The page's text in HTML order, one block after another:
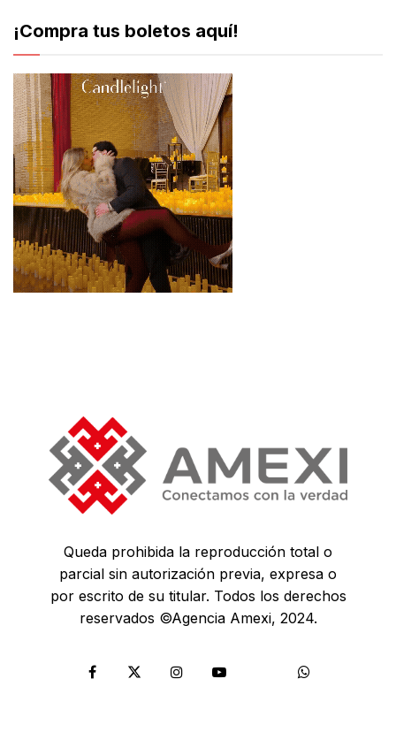
¡Compra tus boletos aquí!
Queda prohibida la reproducción total o
parcial sin autorización previa, expresa o
por escrito de su titular. Todos los derechos
reservados ©Agencia Amexi, 2024.